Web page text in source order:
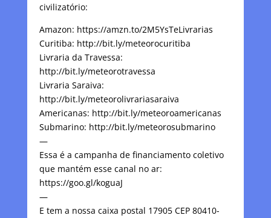
civilizatório:
Amazon: https://amzn.to/2M5YsTeLivrarias
Curitiba: http://bit.ly/meteorocuritiba
Livraria da Travessa:
http://bit.ly/meteorotravessa
Livraria Saraiva:
http://bit.ly/meteorolivrariasaraiva
Americanas: http://bit.ly/meteoroamericanas
Submarino: http://bit.ly/meteorosubmarino
—
Essa é a campanha de financiamento coletivo
que mantém esse canal no ar:
https://goo.gl/koguaJ
—
E tem a nossa caixa postal 17905 CEP 80410-